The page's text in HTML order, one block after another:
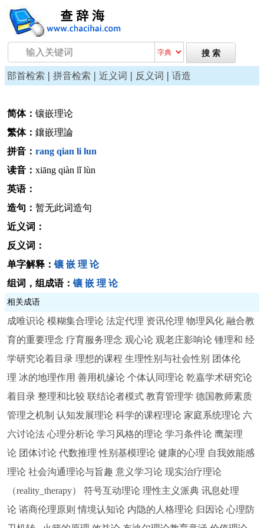
部首检索 | 拼音检索 | 近义词 | 反义词 | 语造
简体： 镶嵌理论
繁体： 鑲嵌理論
拼音： rang qian li lun
读音： xiāng qiàn lǐ lùn
英语：
造句： 暂无此词造句
近义词：
反义词：
单字解释： 镶 嵌 理 论
组词，组成语： 镶 嵌 理 论
相关成语
成唯识论 模糊集合理论 法定代理 资讯伦理 物理风化 融合教
育的重要理念 疗育服务理念 观心论 观老庄影响论 锺理和 经
学研究论着目录 理想的课程 生理性别与社会性别 团体伦
理 冰的地理作用 善用机缘论 个体认同理论 乾嘉学术研究论
着目录 整理和比较 联结论者模式 教育管理学 德国教师素质
管理之机制 认知发展理论 科学的课程理论 家庭系统理论 六
六讨论法 心理分析论 学习风格的理论 学习条件论 鹰架理
论 团体讨论 代数推理 性别基模理论 健康的心理 自我效能感
理论 社会沟通理论与旨趣 意义学习论 现实治疗理论
（reality_therapy）
符号互动理论 理性主义派典 讯息处理
论 谘商伦理原则 情境认知论 内隐的人格理论 归因论 心理防